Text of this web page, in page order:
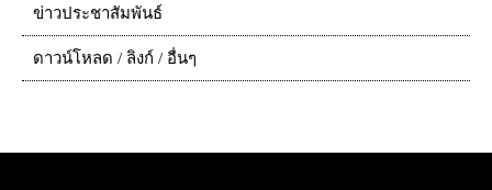
ข่าวประชาสัมพันธ์
ดาวน์โหลด / ลิงก์ / อื่นๆ